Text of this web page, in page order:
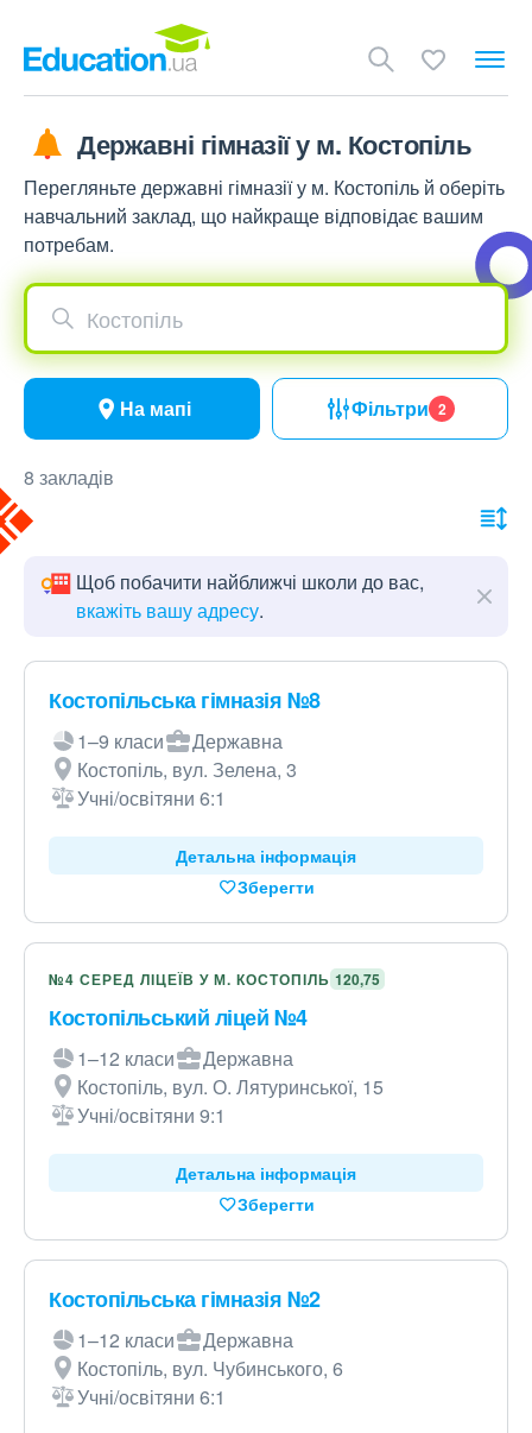
Державні гімназії у м. Костопіль
Перегляньте державні гімназії у м. Костопіль й оберіть
навчальний заклад, що найкраще відповідає вашим
потребам.
Костопіль
На мапі Фільтри 2
8 закладів
Щоб побачити найближчі школи до вас,
вкажіть вашу адресу.
Костопільська гімназія №8
1–9 класи
Державна
Костопіль, вул. Зелена, 3
Учні/освітяни 6:1
Детальна інформація
Зберегти
№4 СЕРЕД ЛІЦЕЇВ У М. КОСТОПІЛЬ 120,75
Костопільський ліцей №4
1–12 класи
Державна
Костопіль, вул. О. Лятуринської, 15
Учні/освітяни 9:1
Детальна інформація
Зберегти
Костопільська гімназія №2
1–12 класи
Державна
Костопіль, вул. Чубинського, 6
Учні/освітяни 6:1